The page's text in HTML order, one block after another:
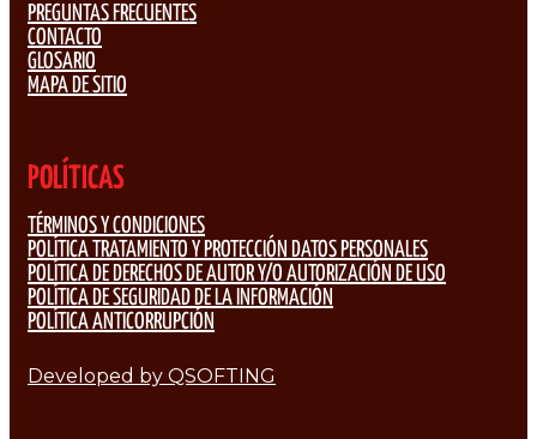
PREGUNTAS FRECUENTES
CONTACTO
GLOSARIO
MAPA DE SITIO
POLÍTICAS
TÉRMINOS Y CONDICIONES
POLÍTICA TRATAMIENTO Y PROTECCIÓN DATOS PERSONALES
POLÍTICA DE DERECHOS DE AUTOR Y/O AUTORIZACIÓN DE USO
POLÍTICA DE SEGURIDAD DE LA INFORMACIÓN
POLÍTICA ANTICORRUPCIÓN
Developed by QSOFTING